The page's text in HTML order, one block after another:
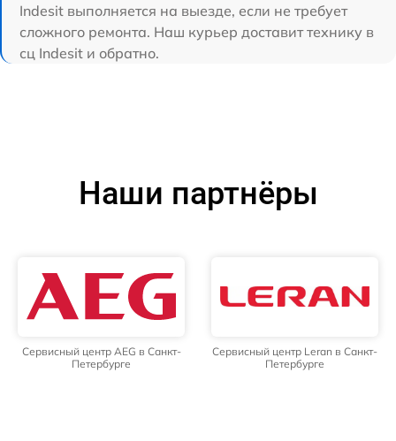
Indesit выполняется на выезде, если не требует
сложного ремонта. Наш курьер доставит технику в
сц Indesit и обратно.
Наши партнёры
Сервисный центр AEG в Санкт-
Петербурге
Сервисный центр Leran в Санкт-
Петербурге